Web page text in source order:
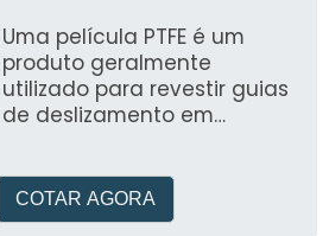
Uma película PTFE é um
produto geralmente
utilizado para revestir guias
de deslizamento em
funcionamento tenha maior
prec
COTAR AGORA